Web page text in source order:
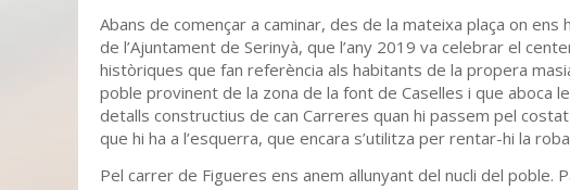
Abans de començar a caminar, des de la mateixa plaça on
de l’Ajuntament de Serinyà, que l’any 2019 va celebrar el
històriques que fan referència als habitants de la propera
poble provinent de la zona de la font de Caselles i que aboca
detalls constructius de can Carreres quan hi passem pel
que hi ha a l’esquerra, que encara s’utilitza per rentar-hi la
Pel carrer de Figueres ens anem allunyant del nucli del poble.